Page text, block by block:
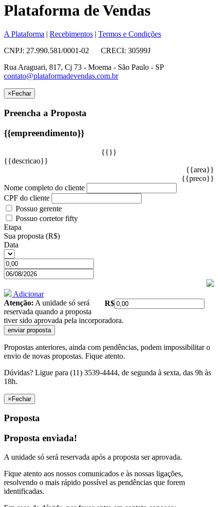
Plataforma de Vendas
A Plataforma | Recebimentos | Termos e Condições
CNPJ: 27.990.581/0001-02 CRECI: 30599J
Rua Araguari, 817, Cj 73 - Moema - São Paulo - SP
contato@plataformadevendas.com.br
× Fechar
Preencha a Proposta
{{empreendimento}}
{{}}
{{descricao}}
{{area}}
{{preco}}
Nome completo do cliente
CPF do cliente
Possuo gerente
Possuo corretor fifty
Etapa
Sua proposta (R$)
Data
Adicionar
R$
Atenção: A unidade só será
reservada quando a proposta
tiver sido aprovada pela incorporadora.
Propostas anteriores, ainda com pendências, podem impossibilitar o
envio de novas propostas. Fique atento.
Dúvidas? Ligue para (11) 3539-4444, de segunda à sexta, das 9h às
18h.
×Fechar
Proposta
Proposta enviada!
A unidade só será reservada após a proposta ser aprovada.
Fique atento aos nossos comunicados e às nossas ligações,
resolvendo o mais rápido possível as pendências que forem
identificadas.